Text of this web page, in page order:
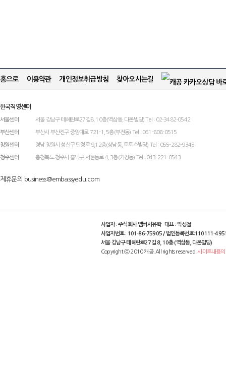
홈으로 이용약관 개인정보취급방침 찾아오시는길
한국직영센터
서울센터 서울 강남구 테헤란로27길8, 10층(역삼동, 다온빌딩) Tel : 02-3482-0542
부산센터 부산시 부산진구 중앙대로 721-1, 5층(부전동) Tel : 051-808-0515
창원센터 경남 창원시 성산구 단정로 9,12층(상남동, 토토스빌딩) Tel : 055-282-9345
청주센터 충청북도 청주시 흥덕구 서현동로 4, 3층(가경동) Tel : 043-221-0543
제휴문의 business@embassyedu.com
사업자 : 주식회사 엠버시유학 대표 : 박성철
사업자번호 : 101-86-75905 / 법인등록번호:110111-
서울 강남구 테헤란로27길 8, 10층 (역삼동, 다온빌딩)
Copyright ⓒ 2010 캐공. All rights reserved.사이트내용